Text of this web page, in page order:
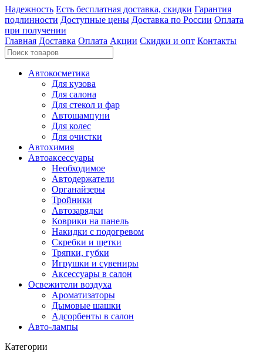
Надежность Есть бесплатная доставка, скидки Гарантия
подлинности Доступные цены Доставка по России Оплата
при получении
Главная Доставка Оплата Акции Скидки и опт Контакты
Автокосметика
Для кузова
Для салона
Для стекол и фар
Автошампуни
Для колес
Для очистки
Автохимия
Автоаксессуары
Необходимое
Автодержатели
Органайзеры
Тройники
Автозарядки
Коврики на панель
Накидки с подогревом
Скребки и щетки
Тряпки, губки
Игрушки и сувениры
Аксессуары в салон
Освежители воздуха
Ароматизаторы
Дымовые шашки
Адсорбенты в салон
Авто-лампы
Категории